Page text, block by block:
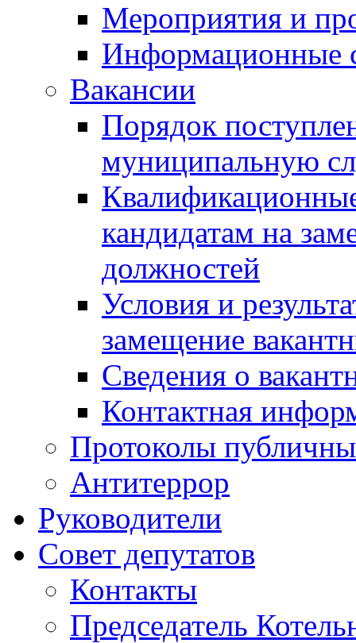
Мероприятия и
Информационные
Вакансии
Порядок
муниципальную
кандидатам на
должностей
Условия и
замещение
Сведения о
Контактная
Протоколы
Антитеррор
Руководители
Совет депутатов
Контакты
Председатель